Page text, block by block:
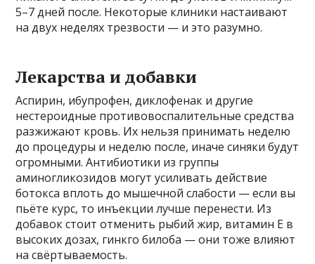
5–7 дней после. Некоторые клиники настаивают
на двух неделях трезвости — и это разумно.
Лекарства и добавки
Аспирин, ибупрофен, диклофенак и другие
нестероидные противовоспалительные средства
разжижают кровь. Их нельзя принимать неделю
до процедуры и неделю после, иначе синяки будут
огромными. Антибиотики из группы
аминогликозидов могут усиливать действие
ботокса вплоть до мышечной слабости — если вы
пьёте курс, то инъекции лучше перенести. Из
добавок стоит отменить рыбий жир, витамин Е в
высоких дозах, гинкго билоба — они тоже влияют
на свёртываемость.